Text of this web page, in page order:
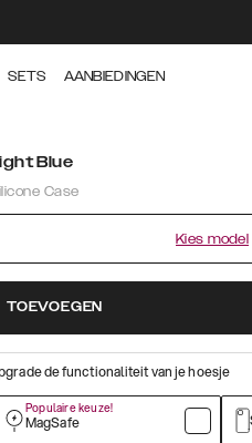
SETS AANBIEDINGEN
Blue
Case
Kies model
TOEVOEGEN
de functionaliteit van je hoesje
Populaire keuze!
MagSafe